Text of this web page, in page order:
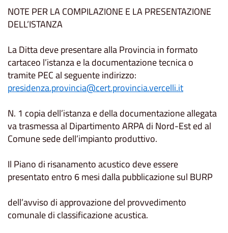
NOTE PER LA COMPILAZIONE E LA PRESENTAZIONE
DELL’ISTANZA
La Ditta deve presentare alla Provincia in formato
cartaceo l’istanza e la documentazione tecnica o
tramite PEC al seguente indirizzo:
presidenza.provincia@cert.provincia.vercelli.it
N. 1 copia dell’istanza e della documentazione allegata
va trasmessa al Dipartimento ARPA di Nord-Est ed al
Comune sede dell’impianto produttivo.
Il Piano di risanamento acustico deve essere
presentato entro 6 mesi dalla pubblicazione sul BURP
dell’avviso di approvazione del provvedimento
comunale di classificazione acustica.